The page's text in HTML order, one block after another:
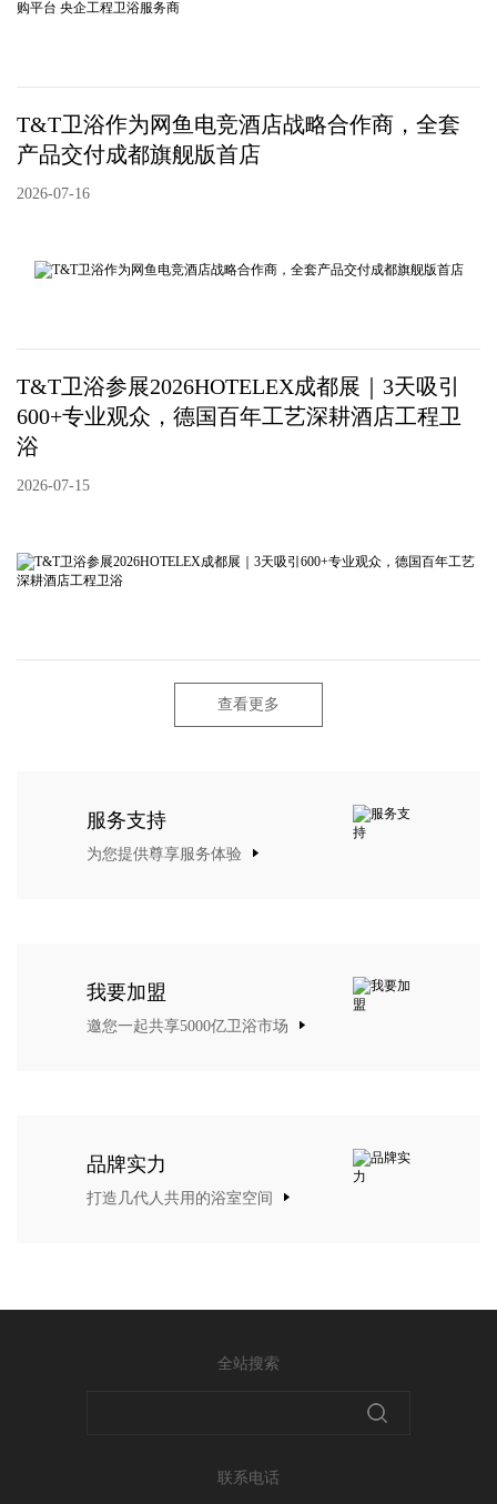
T&T卫浴作为网鱼电竞酒店战略合作商，全套
产品交付成都旗舰版首店
2026-07-16
T&T卫浴参展2026HOTELEX成都展｜3天吸引
600+专业观众，德国百年工艺深耕酒店工程卫
浴
2026-07-15
查看更多
服务支持
为您提供尊享服务体验
我要加盟
邀您一起共享5000亿卫浴市场
品牌实力
打造几代人共用的浴室空间
全站搜索
联系电话